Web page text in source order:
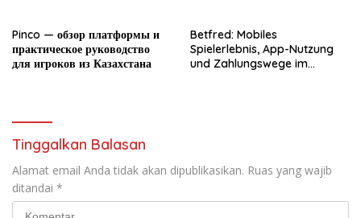
Pinco — обзор платформы и
практическое руководство
для игроков из Казахстана
Betfred: Mobiles
Spielerlebnis, App-Nutzung
und Zahlungswege im
Tinggalkan Balasan
Alamat email Anda tidak akan dipublikasikan. Ruas yang wajib
ditandai *